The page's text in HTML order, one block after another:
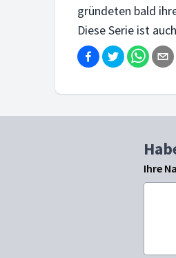
gründeten bald
Diese Serie ist
Ihre